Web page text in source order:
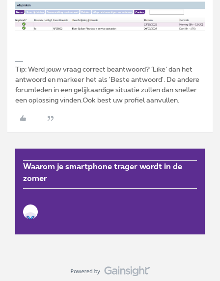
Tip: Werd jouw vraag correct beantwoord? ‘Like’ dan het
antwoord en markeer het als 'Beste antwoord'. De andere
forumleden in een gelijkaardige situatie zullen dan sneller
een oplossing vinden.Ook best uw profiel aanvullen.
Waarom je smartphone trager wordt in de
zomer